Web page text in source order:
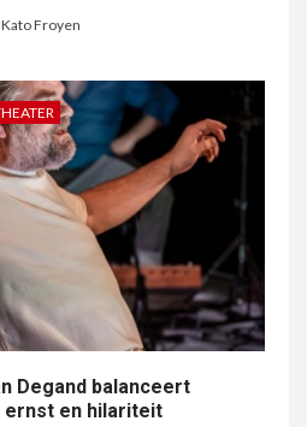
Kato Froyen
Degand balanceert
en hilariteit